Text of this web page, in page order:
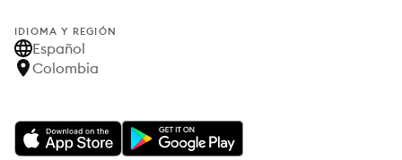
IDIOMA Y REGIÓN
Español
Colombia